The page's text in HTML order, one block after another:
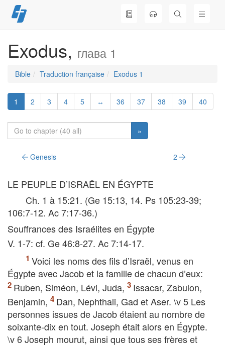
Skip
to
Exodus, глава 1
Bible Traduction française Exodus 1
1 2 3 4 5 ↔ 36 37 38 39 40
»
Genesis 2
LE PEUPLE D’ISRAËL EN ÉGYPTE
Ch. 1 à 15:21. (Ge 15:13, 14. Ps 105:23-39;
106:7-12. Ac 7:17-36.)
Souffrances des Israélites en Égypte
V. 1-7: cf. Ge 46:8-27. Ac 7:14-17.
Voici les noms des fils d’Israël, venus en
Égypte avec Jacob et la famille de chacun d’eux:
Ruben, Siméon, Lévi, Juda,
Issacar, Zabulon,
Benjamin,
Dan, Nephthali, Gad et Aser. \v 5 Les
personnes issues de Jacob étaient au nombre de
soixante-dix en tout. Joseph était alors en Égypte.
\v 6 Joseph mourut, ainsi que tous ses frères et